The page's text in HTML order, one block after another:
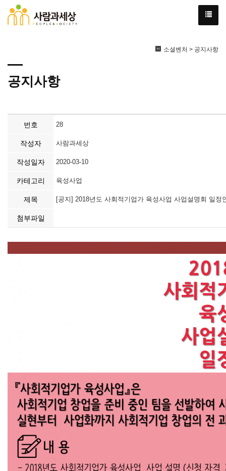
소셜벤처 > 공지사항
공지사항
번호 28
작성자 사람과세상
작성일자 2020-03-10
카테고리 육성사업
제목 [공지] 2018년도 사회적기업가 육성사업 사업설명회 일정
첨부파일